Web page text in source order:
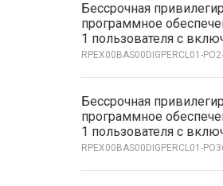
Бессрочная
программное
1 пользователя с
RPEX00BAS00DIGPERCL01-
Бессрочная
программное
1 пользователя с
RPEX00BAS00DIGPERCL01-